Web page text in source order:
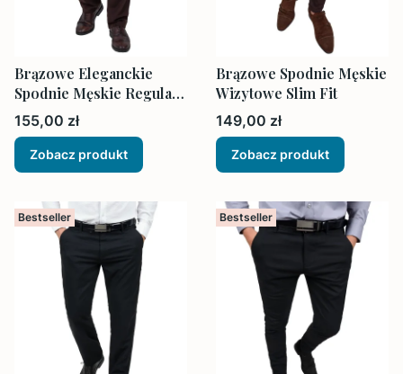
Brązowe Eleganckie
Spodnie Męskie Regular
Bez Kantów
Cena
155,00 zł
Zobacz produkt
Brązowe Spodnie Męskie
Wizytowe Slim Fit
Cena
149,00 zł
Zobacz produkt
Bestseller Bestseller